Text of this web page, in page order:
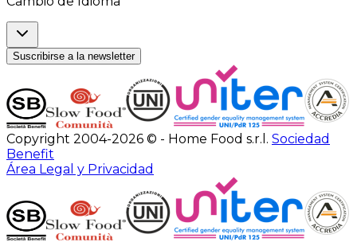
Suscribirse a la newsletter
Copyright 2004-2026 © - Home Food s.r.l. Sociedad
Benefit
Área Legal y Privacidad